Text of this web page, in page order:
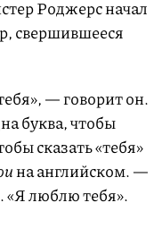
Роджерс начал
свершившееся
— говорит он.
буква, чтобы
сказать «тебя»
на английском. —
«Я люблю тебя».